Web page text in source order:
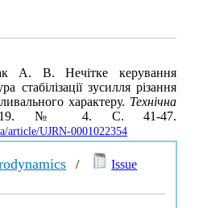
А. В. Нечітке керування
стабілізації зусилля різання
характеру. Технічна
№ 4. С. 41-47.
article/UJRN-0001022354
/
Issue